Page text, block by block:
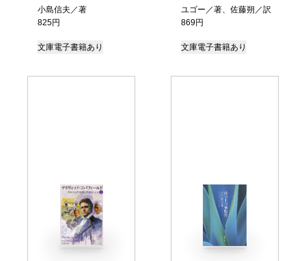
小島信夫／著
825円
文庫電子書籍あり
ユゴー／著、佐藤朔／訳
869円
文庫電子書籍あり